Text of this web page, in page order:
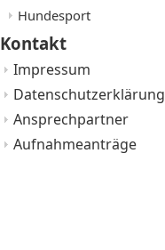
Hundesport
Kontakt
Impressum
Datenschutzerklärung
Ansprechpartner
Aufnahmeanträge